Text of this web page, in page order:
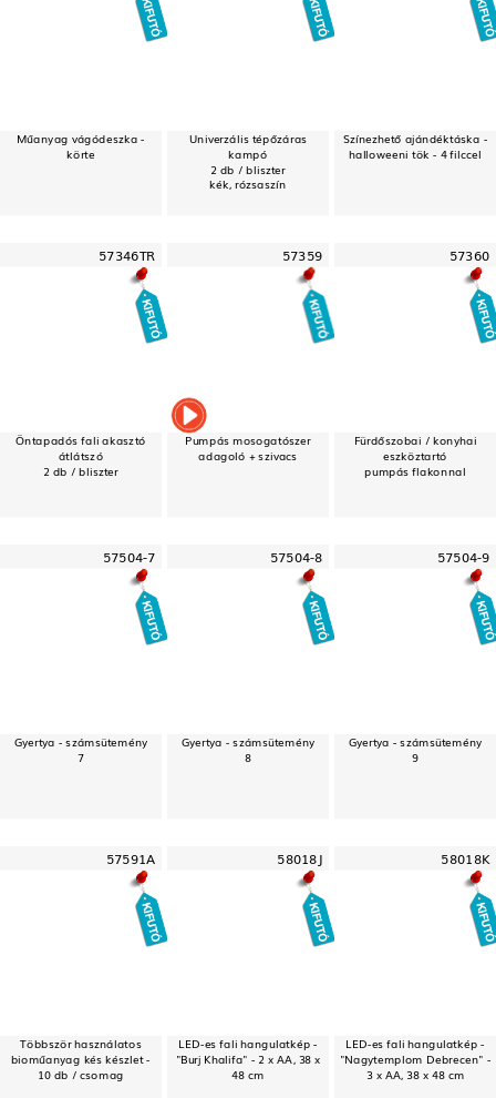
Műanyag vágódeszka -
körte
Univerzális tépőzáras
kampó
2 db / bliszter
kék, rózsaszín
Színezhető ajándéktáska -
halloweeni tök - 4 filccel
57346TR
Öntapadós fali akasztó
átlátszó
2 db / bliszter
57359
Pumpás mosogatószer
adagoló + szivacs
57360
Fürdőszobai / konyhai
eszköztartó
pumpás flakonnal
57504-7
Gyertya - számsütemény
7
57504-8
Gyertya - számsütemény
8
57504-9
Gyertya - számsütemény
9
57591A
Többször használatos
bioműanyag kés készlet -
10 db / csomag
58018J
LED-es fali hangulatkép -
"Burj Khalifa" - 2 x AA, 38 x
48 cm
58018K
LED-es fali hangulatkép -
"Nagytemplom Debrecen" -
3 x AA, 38 x 48 cm